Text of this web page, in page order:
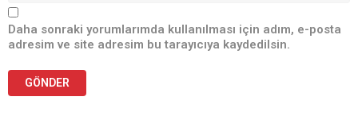
Daha sonraki yorumlarımda kullanılması için adım, e-posta
adresim ve site adresim bu tarayıcıya kaydedilsin.